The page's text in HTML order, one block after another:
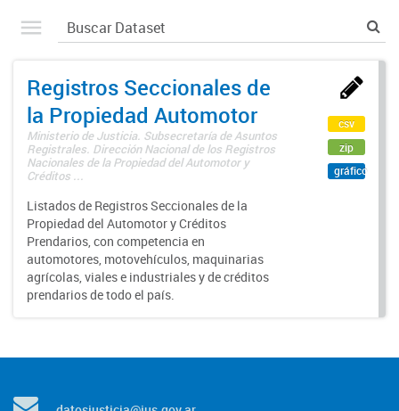
Registros Seccionales de
la Propiedad Automotor
Ministerio de Justicia. Subsecretaría de Asuntos
Registrales. Dirección Nacional de los Registros
Nacionales de la Propiedad del Automotor y
Créditos ...
Listados de Registros Seccionales de la
Propiedad del Automotor y Créditos
Prendarios, con competencia en
automotores, motovehículos, maquinarias
agrícolas, viales e industriales y de créditos
prendarios de todo el país.
csv
zip
gráfico